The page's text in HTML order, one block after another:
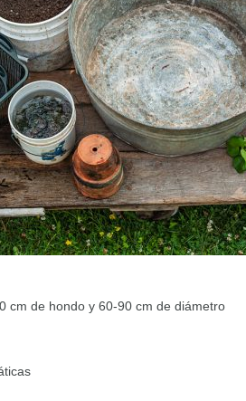
cm de hondo y 60-90 cm de diámetro